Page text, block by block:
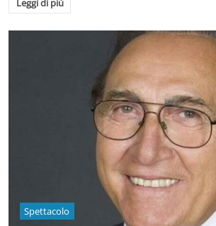
Leggi di più
Spettacolo